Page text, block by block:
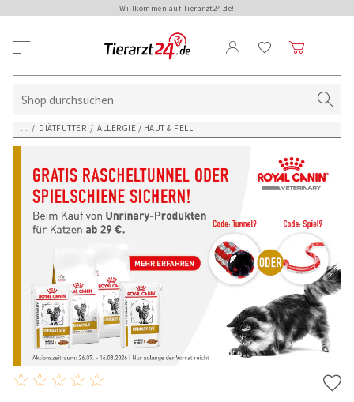
Willkommen auf Tierarzt24.de!
... / DIÄTFUTTER / ALLERGIE / HAUT & FELL